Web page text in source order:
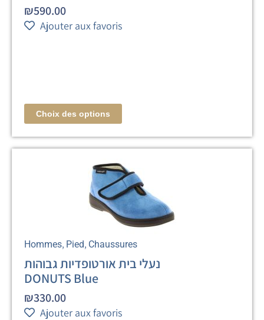
₪590.00
Ajouter aux favoris
Choix des options
Hommes, Pied, Chaussures
נעלי בית אורטופדיות גבוהות
DONUTS Blue
₪330.00
Ajouter aux favoris